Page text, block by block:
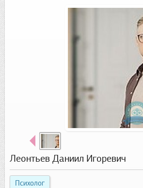
Леонтьев Даниил Игоревич
Психолог